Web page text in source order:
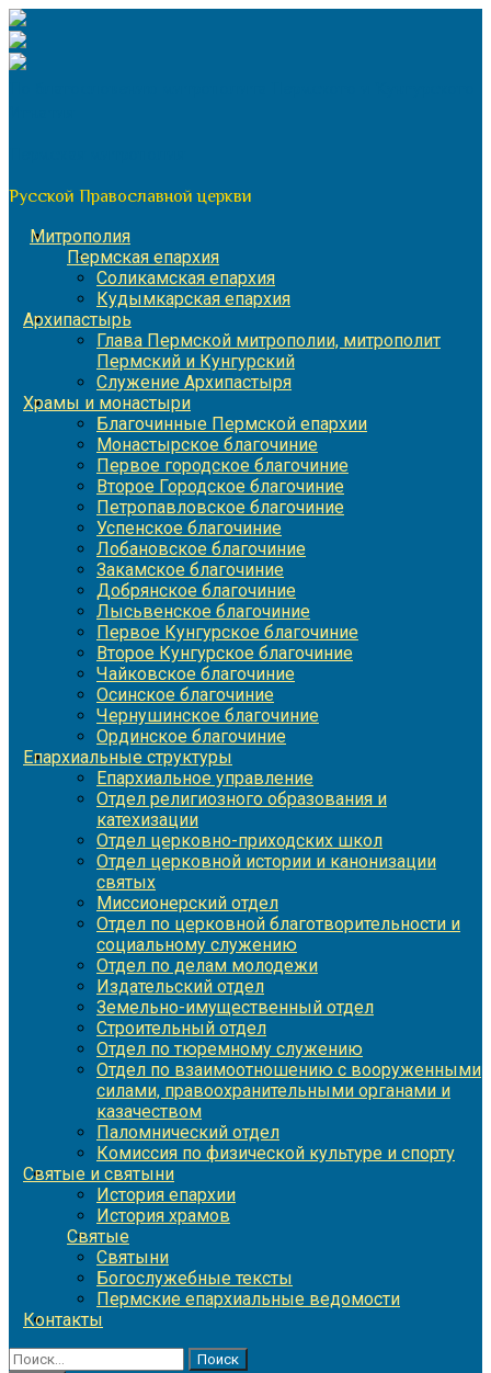
Перейти
к
содержимому
Русской Православной церкви
Митрополия
Пермская епархия
Соликамская епархия
Кудымкарская епархия
Архипастырь
Глава Пермской митрополии, митрополит
Пермский и Кунгурский
Служение Архипастыря
Храмы и монастыри
Благочинные Пермской епархии
Монастырское благочиние
Первое городское благочиние
Второе Городское благочиние
Петропавловское благочиние
Успенское благочиние
Лобановское благочиние
Закамское благочиние
Добрянское благочиние
Лысьвенское благочиние
Первое Кунгурское благочиние
Второе Кунгурское благочиние
Чайковское благочиние
Осинское благочиние
Чернушинское благочиние
Ординское благочиние
Епархиальные структуры
Епархиальное управление
Отдел религиозного образования и
катехизации
Отдел церковно-приходских школ
Отдел церковной истории и канонизации
святых
Миссионерский отдел
Отдел по церковной благотворительности и
социальному служению
Отдел по делам молодежи
Издательский отдел
Земельно-имущественный отдел
Строительный отдел
Отдел по тюремному служению
Отдел по взаимоотношению с вооруженными
силами, правоохранительными органами и
казачеством
Паломнический отдел
Комиссия по физической культуре и спорту
Святые и святыни
История епархии
История храмов
Святые
Святыни
Богослужебные тексты
Пермские епархиальные ведомости
Контакты
Найти: